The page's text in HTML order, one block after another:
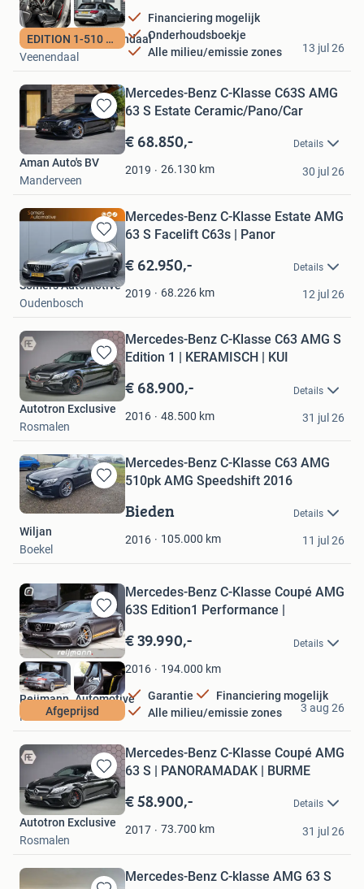
EDITION 1-510 PK
Financiering mogelijk
Onderhoudsboekje
Alle milieu/emissie zones
Autocentrum Veenendaal
Veenendaal
13 jul 26
Bewaren
in
Mijn
Favorieten
Mercedes-Benz C-Klasse C63S AMG
63 S Estate Ceramic/Pano/Car
€ 68.850,- Details
2019 26.130 km
Aman Auto's BV
Manderveen
30 jul 26
Bewaren
in
Mijn
Favorieten
Mercedes-Benz C-Klasse Estate AMG
63 S Facelift C63s | Panor
€ 62.950,- Details
2019 68.226 km
Somers Automotive
Oudenbosch
12 jul 26
Bewaren
in
Favorieten
Mercedes-Benz C-Klasse C63 AMG S
Edition 1 | KERAMISCH | KUI
€ 68.900,- Details
2016 48.500 km
Autotron Exclusive
Rosmalen
31 jul 26
Bewaren
in
Favorieten
Mercedes-Benz C-Klasse C63 AMG
510pk AMG Speedshift 2016
Bieden Details
2016 105.000 km
Wiljan
Boekel
11 jul 26
Bewaren
in
Mijn
Favorieten
Afgeprijsd
Mercedes-Benz C-Klasse Coupé AMG
63S Edition1 Performance |
€ 39.990,- Details
2016 194.000 km
Garantie
Financiering mogelijk
Alle milieu/emissie zones
Reijmann. Automotive
Nibbixwoud
3 aug 26
Bewaren
in
Favorieten
Mercedes-Benz C-Klasse Coupé AMG
63 S | PANORAMADAK | BURME
€ 58.900,- Details
2017 73.700 km
Autotron Exclusive
Rosmalen
31 jul 26
Mercedes-Benz C-klasse AMG 63 S